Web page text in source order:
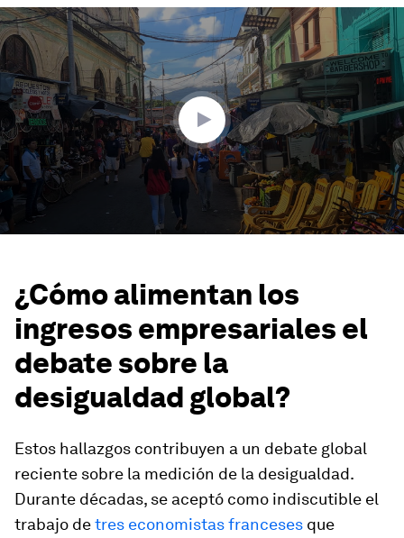
0
seconds
of
1
minute,
25
seconds
¿Cómo alimentan los
ingresos empresariales el
debate sobre la
desigualdad global?
Estos hallazgos contribuyen a un debate global
reciente sobre la medición de la desigualdad.
Durante décadas, se aceptó como indiscutible el
trabajo detres economistas franceses que